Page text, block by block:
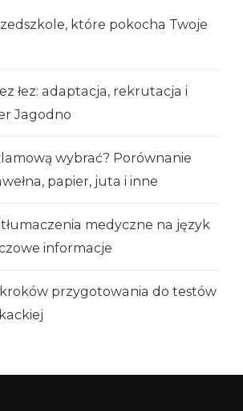
które pokocha Twoje
łez: adaptacja, rekrutacja i
Jagodno
wybrać? Porównanie
papier, juta i inne
medyczne na język
informacje
przygotowania do testów